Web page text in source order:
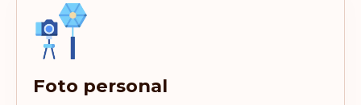
Foto personal